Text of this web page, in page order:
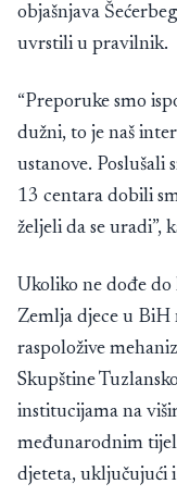
objašnjava
uvrstili u pravilnik.
“Preporuke smo
dužni, to je naš
ustanove. Poslušali
13 centara dobili
željeli da se uradi”,
Ukoliko ne dođe
Zemlja djece u BiH
raspoložive
Skupštine
institucijama na
međunarodnim
djeteta, uključujući